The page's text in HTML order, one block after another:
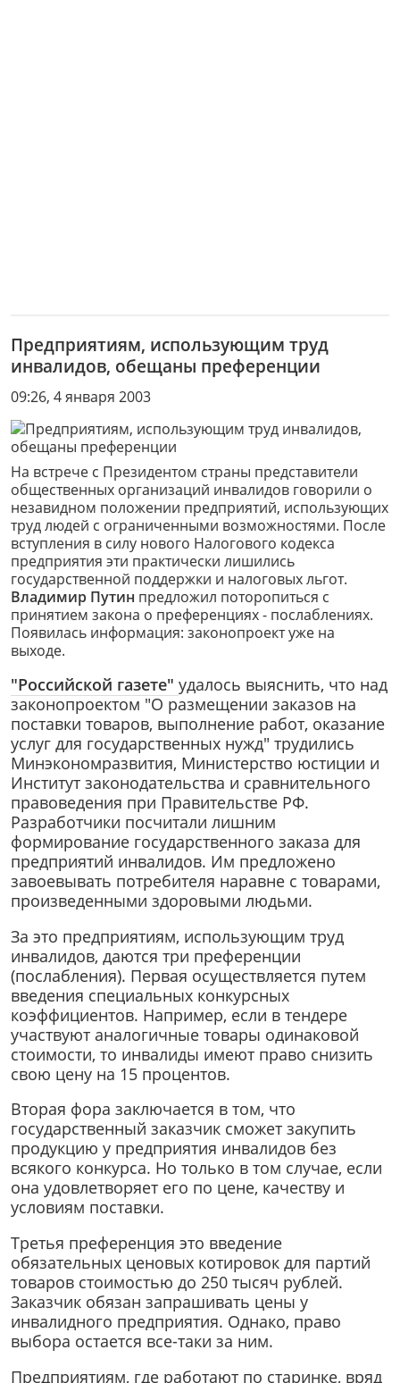
Предприятиям, использующим труд
инвалидов, обещаны преференции
09:26, 4 января 2003
На встрече с Президентом страны представители
общественных организаций инвалидов говорили о
незавидном положении предприятий, использующих
труд людей с ограниченными возможностями. После
вступления в силу нового Налогового кодекса
предприятия эти практически лишились
государственной поддержки и налоговых льгот.
Владимир Путин предложил поторопиться с
принятием закона о преференциях - послаблениях.
Появилась информация: законопроект уже на
выходе.
"Российской газете" удалось выяснить, что над
законопроектом "О размещении заказов на
поставки товаров, выполнение работ, оказание
услуг для государственных нужд" трудились
Минэкономразвития, Министерство юстиции и
Институт законодательства и сравнительного
правоведения при Правительстве РФ.
Разработчики посчитали лишним
формирование государственного заказа для
предприятий инвалидов. Им предложено
завоевывать потребителя наравне с товарами,
произведенными здоровыми людьми.
За это предприятиям, использующим труд
инвалидов, даются три преференции
(послабления). Первая осуществляется путем
введения специальных конкурсных
коэффициентов. Например, если в тендере
участвуют аналогичные товары одинаковой
стоимости, то инвалиды имеют право снизить
свою цену на 15 процентов.
Вторая фора заключается в том, что
государственный заказчик сможет закупить
продукцию у предприятия инвалидов без
всякого конкурса. Но только в том случае, если
она удовлетворяет его по цене, качеству и
условиям поставки.
Третья преференция это введение
обязательных ценовых котировок для партий
товаров стоимостью до 250 тысяч рублей.
Заказчик обязан запрашивать цены у
инвалидного предприятия. Однако, право
выбора остается все-таки за ним.
Предприятиям, где работают по старинке, вряд